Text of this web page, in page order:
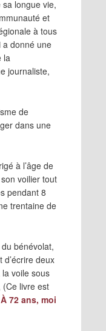
longue vie,
et
à tous
a donné une
la
journaliste,
de
dans une
à l’âge de
voilier tout
pendant 8
trentaine de
bénévolat,
deux
la voile sous
(Ce livre est
À 72 ans, moi